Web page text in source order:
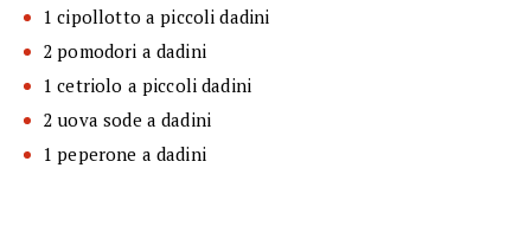
1 cipollotto a piccoli dadini
2 pomodori a dadini
1 cetriolo a piccoli dadini
2 uova sode a dadini
1 peperone a dadini